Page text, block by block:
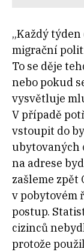
„Každý
migrační
To se děje
nebo pokud
vysvětluje
V případě
vstoupit do
ubytovaných
na adrese
zašleme zpět
v pobytovém
postup.
cizinců
protože